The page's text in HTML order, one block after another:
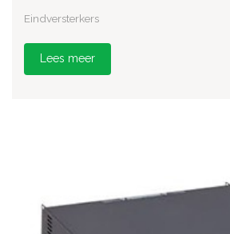
Eindversterkers
Lees meer